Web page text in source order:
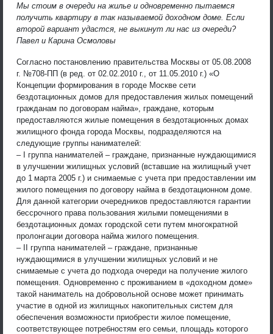
Мы стоим в очереди на жилье и одновременно пытаемся
получить квартиру в так называемой доходном доме. Если
второй вариант удастся, не выкинут ли нас из очереди?
Павел и Карина Осмоловы
Согласно постановлению правительства Москвы от 05.08.2008
г. №708-ПП (в ред. от 02.02.2010 г., от 11.05.2010 г.) «О
Концепции формирования в городе Москве сети
бездотационных домов для предоставления жилых помещений
гражданам по договорам найма», граждане, которым
предоставляются жилые помещения в бездотационных домах
жилищного фонда города Москвы, подразделяются на
следующие группы нанимателей:
– I группа нанимателей – граждане, признанные нуждающимися
в улучшении жилищных условий (вставшие на жилищный учет
до 1 марта 2005 г.) и снимаемые с учета при предоставлении им
жилого помещения по договору найма в бездотационном доме.
Для данной категории очередников предоставляются гарантии
бессрочного права пользования жилыми помещениями в
бездотационных домах городской сети путем многократной
пролонгации договора найма жилого помещения.
– II группа нанимателей – граждане, признанные
нуждающимися в улучшении жилищных условий и не
снимаемые с учета до подхода очереди на получение жилого
помещения. Одновременно с проживанием в «доходном доме»
такой наниматель на добровольной основе может принимать
участие в одной из жилищных накопительных систем для
обеспечения возможности приобрести жилое помещение,
соответствующее потребностям его семьи, площадь которого